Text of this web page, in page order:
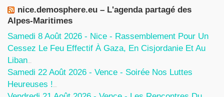
nice.demosphere.eu – L'agenda partagé des
Alpes-Maritimes
Samedi 8 Août 2026 - Nice - Rassemblement Pour Un
Cessez Le Feu Effectif À Gaza, En Cisjordanie Et Au
Liban
Samedi 22 Août 2026 - Vence - Soirée Nos Luttes
Heureuses !